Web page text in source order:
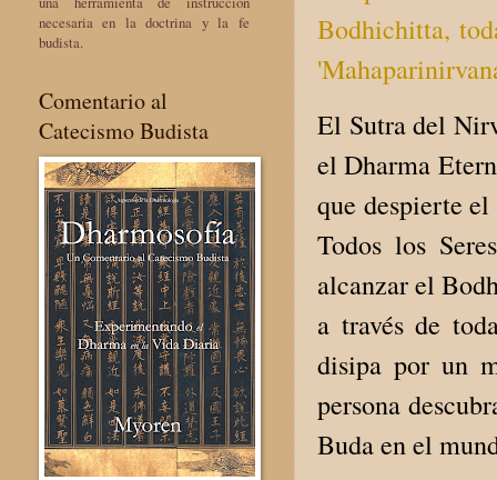
Bodhichitta,
El Sutra del
el Dharma
que despierte
Todos los
alcanzar el
a través de
disipa por un
persona
Buda en el
necesaria en la doctrina y la fe
budista.
Comentario al
Catecismo Budista